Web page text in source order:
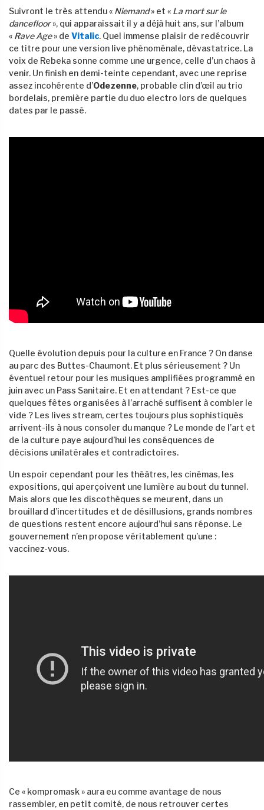
Suivront le très attendu « Niemand» et « La mort sur le
dancefloor», qui apparaissait il y a déjà huit ans, sur l’album
« Rave Age» de Vitalic. Quel immense plaisir de redécouvrir
ce titre pour une version live phénoménale, dévastatrice. La
voix de Rebeka sonne comme une urgence, celle d’un chaos à
venir. Un finish en demi-teinte cependant, avec une reprise
assez incohérente d’Odezenne, probable clin d’œil au trio
bordelais, première partie du duo electro lors de quelques
dates par le passé.
Quelle évolution depuis pour la culture en France ? On danse
au parc des Buttes-Chaumont. Et plus sérieusement ? Un
éventuel retour pour les musiques amplifiées programmé en
juin avec un Pass Sanitaire. Et en attendant ? Est-ce que
quelques fêtes organisées à l’arraché suffisent à combler le
vide ? Les lives stream, certes toujours plus sophistiqués
arrivent-ils à nous consoler du manque ? Le monde de l’art et
de la culture paye aujourd’hui les conséquences de
décisions unilatérales et contradictoires.
Un espoir cependant pour les théâtres, les cinémas, les
expositions, qui aperçoivent une lumière au bout du tunnel.
Mais alors que les discothèques se meurent, dans un
brouillard d’incertitudes et de désillusions, grands nombres
de questions restent encore aujourd’hui sans réponse. Le
gouvernement n’en propose véritablement qu’une :
vaccinez-vous.
Ce « kompromask » aura eu comme avantage de nous
rassembler, en petit comité, de nous retrouver certes